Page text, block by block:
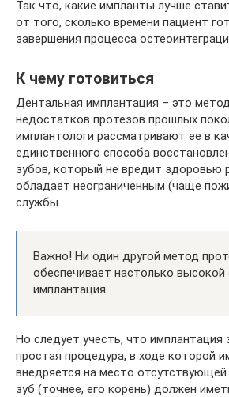
Так что, какие импланты лучше
от того, сколько времени пациент
завершения процесса
К чему готовиться
Дентальная имплантация – это
недостатков протезов прошлых
имплантологи рассматривают ее в
единственного способа
зубов, который не вредит здоровью
обладает неограниченным (чаще
службы.
Важно! Ни один другой метод
обеспечивает настолько высокой
имплантация.
Но следует учесть, что имплантация
простая процедура, в ходе которой
внедряется на место
зуб (точнее, его корень) должен